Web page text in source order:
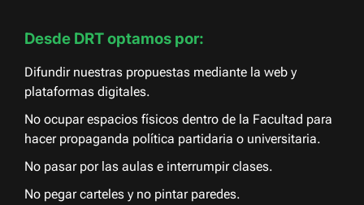
Desde DRT optamos por:
Difundir nuestras propuestas mediante la web y
plataformas digitales.
No ocupar espacios físicos dentro de la Facultad para
hacer propaganda política partidaria o universitaria.
No pasar por las aulas e interrumpir clases.
No pegar carteles y no pintar paredes.